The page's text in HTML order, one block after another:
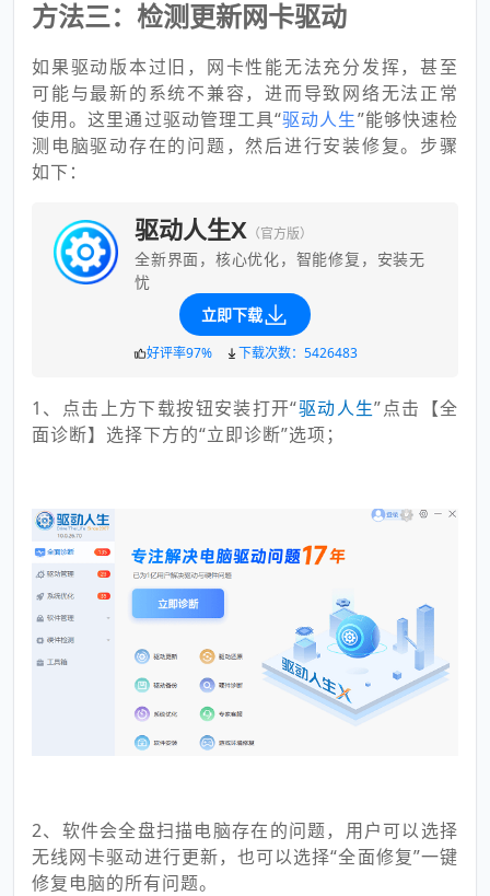
方法三：检测更新网卡驱动
如果驱动版本过旧，网卡性能无法充分发挥，甚至
可能与最新的系统不兼容，进而导致网络无法正常
使用。这里通过驱动管理工具“驱动人生”能够快速检
测电脑驱动存在的问题，然后进行安装修复。步骤
如下：
驱动人生X （官方版）
全新界面，核心优化，智能修复，安装无
忧
立即下载
好评率97% 下载次数：5426483
1、点击上方下载按钮安装打开“驱动人生”点击【全
面诊断】选择下方的“立即诊断”选项；
2、软件会全盘扫描电脑存在的问题，用户可以选择
无线网卡驱动进行更新，也可以选择“全面修复”一键
修复电脑的所有问题。